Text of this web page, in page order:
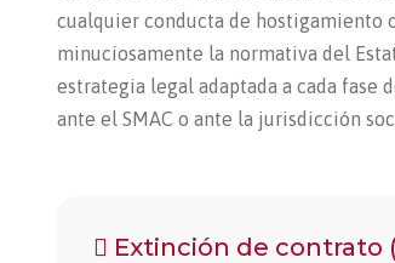
cualquier conducta de hostigamiento
minuciosamente la normativa del
estrategia legal adaptada a cada
ante el SMAC o ante la jurisdicción
Extinción de contrato